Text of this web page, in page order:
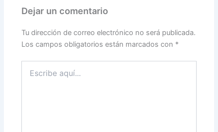
Dejar un comentario
Tu dirección de correo electrónico no será publicada.
Los campos obligatorios están marcados con *
aquí...